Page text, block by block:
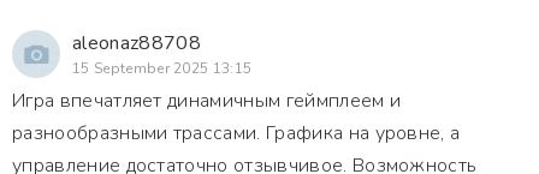
aleonaz88708
15 September 2025 13:15
Игра впечатляет динамичным геймплеем и
разнообразными трассами. Графика на уровне, а
управление достаточно отзывчивое. Возможность